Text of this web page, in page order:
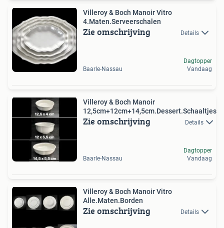
Villeroy & Boch Manoir Vitro
4.Maten.Serveerschalen
Zie omschrijving Details
Baarle-Nassau
Dagtopper
Vandaag
Villeroy & Boch Manoir
12,5cm+12cm+14,5cm.Dessert.Schaaltjes
Zie omschrijving Details
Baarle-Nassau
Dagtopper
Vandaag
Villeroy & Boch Manoir Vitro
Alle.Maten.Borden
Zie omschrijving Details